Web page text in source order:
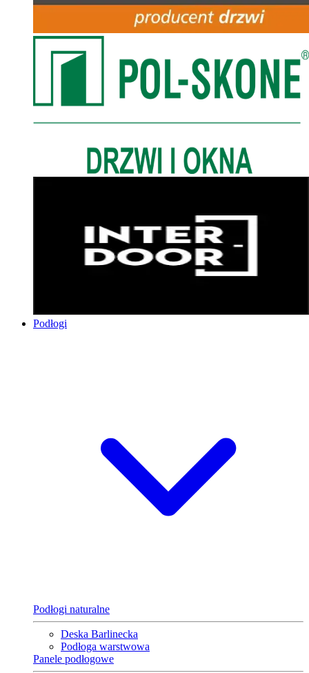
Podłogi
Podłogi naturalne
Deska Barlinecka
Podłoga warstwowa
Panele podłogowe